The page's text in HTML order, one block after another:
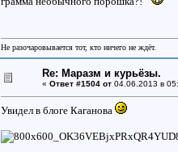
Не разочаровывается тот, кто ничего не ждёт.
Re: Маразм и курьёзы.
« Ответ #1504 от04.06.2013 в
Увидел в блоге Каганова